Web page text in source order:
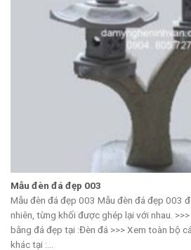
Mẫu đèn đá đẹp 003
Mẫu đèn đá đẹp 003 Mẫu đèn đá đẹp 003
nhiên, từng khối được ghép lại với nhau.
bằng đá đẹp tại :Đèn đá >>> Xem toàn bộ
khác tại :...